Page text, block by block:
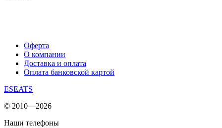
Оферта
О компании
Доставка и оплата
Оплата банковской картой
ESEATS
© 2010—2026
Наши телефоны